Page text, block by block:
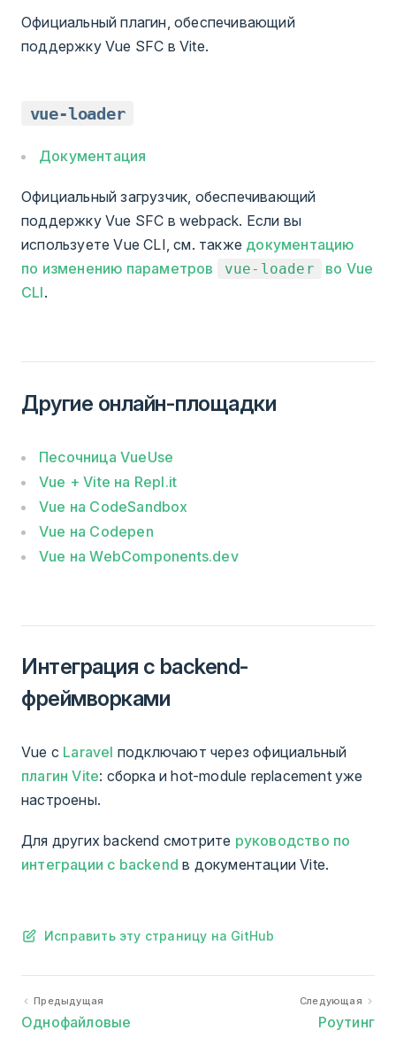
Официальный плагин, обеспечивающий
поддержку Vue SFC в Vite.
vue-loader
Документация
Официальный загрузчик, обеспечивающий
поддержку Vue SFC в webpack. Если вы
используете Vue CLI, см. также документацию
по изменению параметров
vue-loader
во Vue
CLI.
Другие онлайн-площадки
Песочница VueUse
Vue + Vite на Repl.it
Vue на CodeSandbox
Vue на Codepen
Vue на WebComponents.dev
Интеграция с backend-
фреймворками
Vue с Laravel подключают через официальный
плагин Vite: сборка и hot-module replacement уже
настроены.
Для других backend смотрите руководство по
интеграции с backend в документации Vite.
Исправить эту страницу на GitHub
Предыдущая
Однофайловые
Следующая
Роутинг